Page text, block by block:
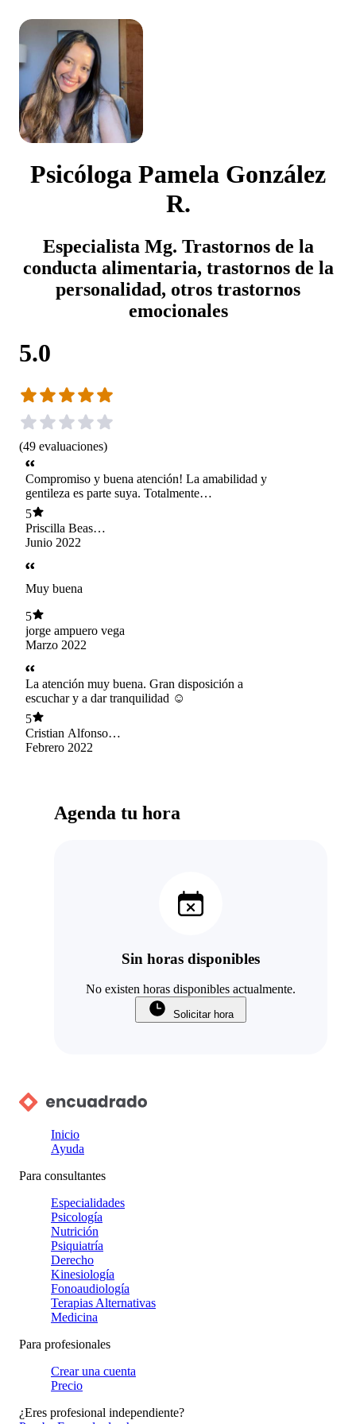
Psicóloga Pamela González
R.
Especialista Mg. Trastornos de la
conducta alimentaria, trastornos de la
personalidad, otros trastornos
emocionales
5.0
(49 evaluaciones)
Compromiso y buena atención! La amabilidad y
gentileza es parte suya. Totalmente
recomendable su atención !
5
Priscilla Beas
Fernández
Junio 2022
Muy buena
5
jorge ampuero vega
Marzo 2022
La atención muy buena. Gran disposición a
escuchar y a dar tranquilidad ☺️
5
Cristian Alfonso
Cancino Valenzuela
Febrero 2022
Agenda tu hora
Sin horas disponibles
No existen horas disponibles actualmente.
Solicitar hora
Inicio
Ayuda
Para consultantes
Especialidades
Psicología
Nutrición
Psiquiatría
Derecho
Kinesiología
Fonoaudiología
Terapias Alternativas
Medicina
Para profesionales
Crear una cuenta
Precio
¿Eres profesional independiente?